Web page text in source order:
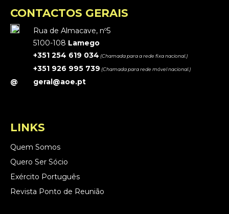
CONTACTOS GERAIS
Rua de Almacave, nº5
5100-108 Lamego
+351 254 619 034 (Chamada para a rede fixa nacional.)
+351 926 995 739 (Chamada para rede móvel nacional.)
@ geral@aoe.pt
LINKS
Quem Somos
Quero Ser Sócio
Exército Português
Revista Ponto de Reunião